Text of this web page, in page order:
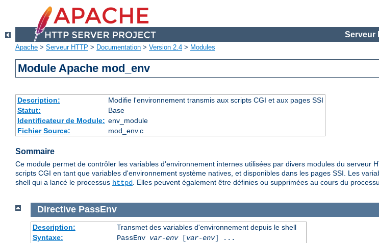
Serveur
Apache > Serveur HTTP > Documentation > Version 2.4 > Modules
Module Apache mod_env
Description:
Modifie l'environnement transmis aux scripts CGI et aux pages SSI
Statut:
Base
Identificateur de Module: env_module
Fichier Source:
mod_env.c
Sommaire
Ce module permet de contrôler les variables d'environnement internes utilisées par divers modules du serveur
scripts CGI en tant que variables d'environnement système natives, et disponibles dans les pages SSI. Les
shell qui a lancé le processus httpd. Elles peuvent également être définies ou supprimées au cours du
Directive PassEnv
Description:
Transmet des variables d'environnement depuis le shell
Syntaxe:
PassEnv var-env[var-env] ...